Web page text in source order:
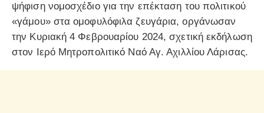
ψήφιση νομοσχέδιο για την επέκταση του πολιτικού
«γάμου» στα ομοφυλόφιλα ζευγάρια, οργάνωσαν
την Κυριακή 4 Φεβρουαρίου 2024, σχετική εκδήλωση
στον Ιερό Μητροπολιτικό Ναό Αγ. Αχιλλίου Λάρισας.